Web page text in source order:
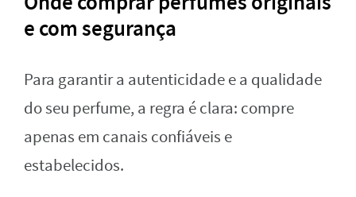
e com segurança
Para garantir a autenticidade e a qualidade
do seu perfume, a regra é clara: compre
apenas em canais confiáveis e
estabelecidos.